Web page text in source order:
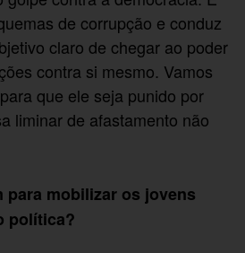
de corrupção e conduz
claro de chegar ao poder
contra si mesmo. Vamos
que ele seja punido por
liminar de afastamento não
para mobilizar os jovens
política?